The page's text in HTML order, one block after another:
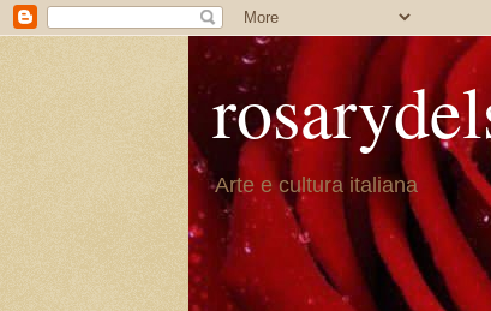
Arte e cultura italiana